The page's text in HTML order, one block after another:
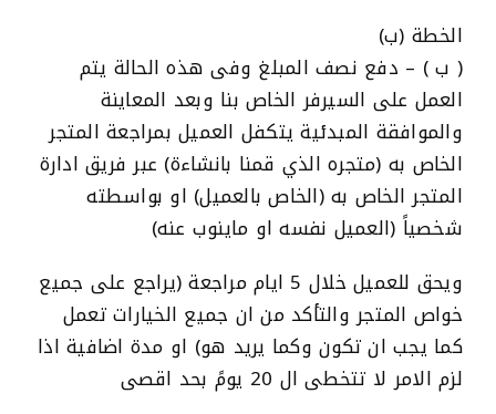
الخطة (ب)
( ب ) – دفع نصف المبلغ وفى هذه الحالة يتم
العمل على السيرفر الخاص بنا وبعد المعاينة
والموافقة المبدئية يتكفل العميل بمراجعة المتجر
الخاص به (متجره الذي قمنا بانشاءة) عبر فريق ادارة
المتجر الخاص به (الخاص بالعميل) او بواسطته
شخصياً (العميل نفسه او ماينوب عنه)
ويحق للعميل خلال 5 ايام مراجعة (يراجع على جميع
خواص المتجر والتأكد من ان جميع الخيارات تعمل
كما يجب ان تكون وكما يريد هو) او مدة اضافية اذا
لزم الامر لا تتخطى ال 20 يومً بحد اقصى